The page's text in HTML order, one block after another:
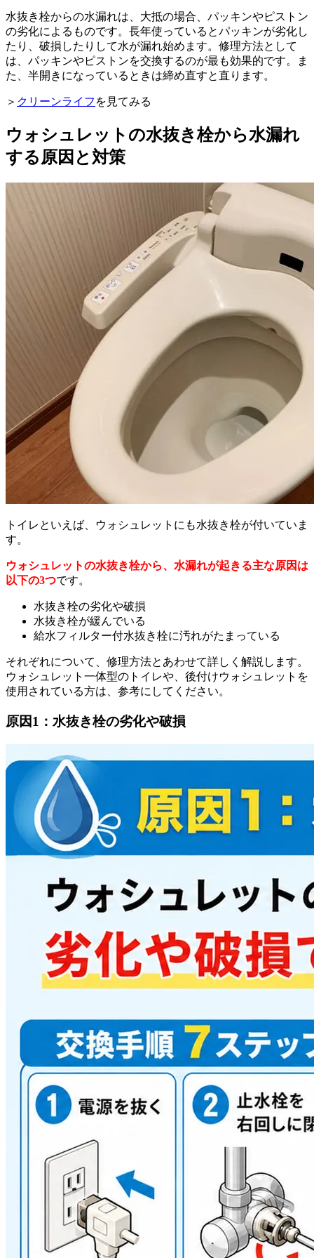
水抜き栓からの水漏れは、大抵の場合、パッキンやピストン
の劣化によるものです。長年使っているとパッキンが劣化し
たり、破損したりして水が漏れ始めます。修理方法として
は、パッキンやピストンを交換するのが最も効果的です。ま
た、半開きになっているときは締め直すと直ります。
＞ クリーンライフ を見てみる
ウォシュレットの水抜き栓から水漏れ
する原因と対策
トイレといえば、ウォシュレットにも水抜き栓が付いていま
す。
ウォシュレットの水抜き栓から、水漏れが起きる主な原因は
以下の3つです。
水抜き栓の劣化や破損
水抜き栓が緩んでいる
給水フィルター付水抜き栓に汚れがたまっている
それぞれについて、修理方法とあわせて詳しく解説します。
ウォシュレット一体型のトイレや、後付けウォシュレットを
使用されている方は、参考にしてください。
原因1：水抜き栓の劣化や破損